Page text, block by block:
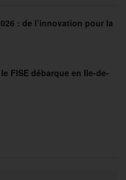
: de l’innovation pour la
FISE débarque en Ile-de-